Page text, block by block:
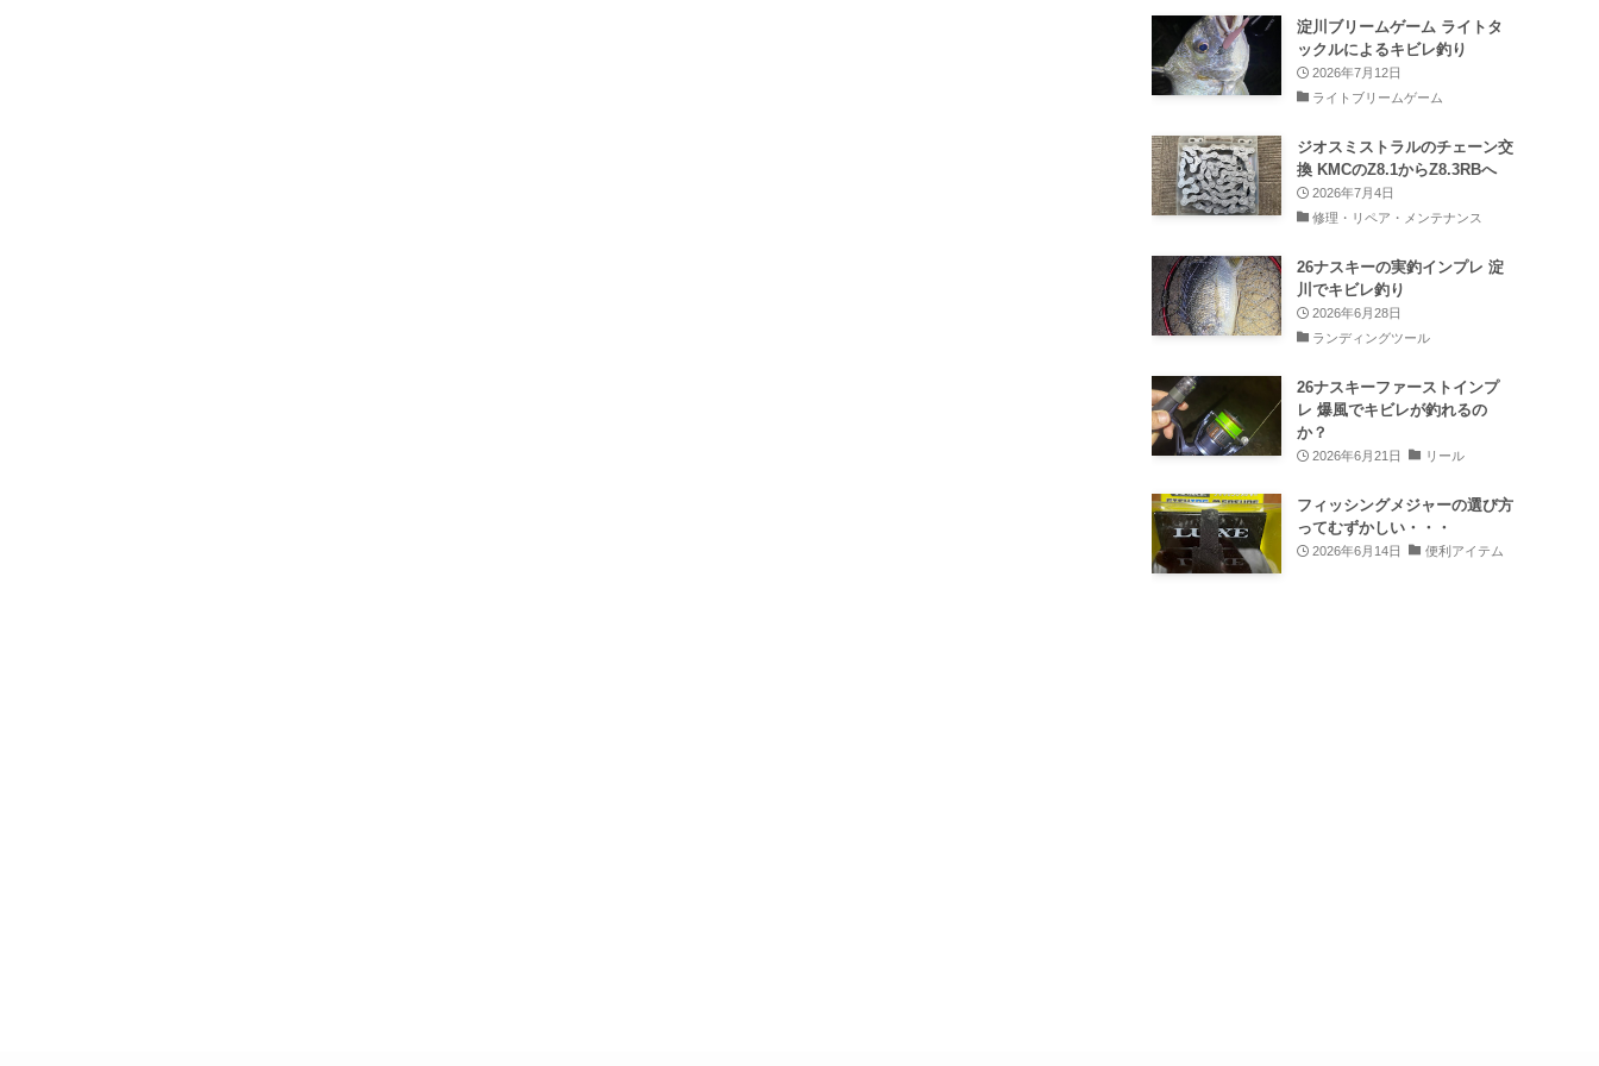
淀川ブリームゲーム ライトタ
ックルによるキビレ釣り
2026年7月12日
ライトブリームゲーム
ジオスミストラルのチェーン交
換 KMCのZ8.1からZ8.3RBへ
2026年7月4日
修理・リペア・メンテナンス
26ナスキーの実釣インプレ 淀
川でキビレ釣り
2026年6月28日
ランディングツール
26ナスキーファーストインプ
レ 爆風でキビレが釣れるの
か？
2026年6月21日 リール
フィッシングメジャーの選び方
ってむずかしい・・・
2026年6月14日 便利アイテム